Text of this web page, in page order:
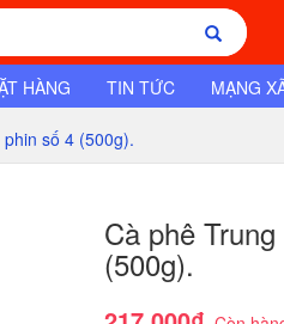
HÀNG TIN TỨC MẠNG
số 4 (500g).
Cà phê
(500g).